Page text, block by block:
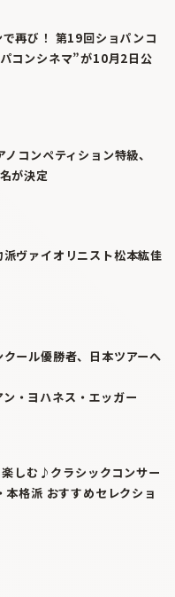
再び！ 第19回ショパンコ
コンシネマ”が10月2日公
コンペティション特級、
が決定
ヴァイオリニスト松本紘佳
ール優勝者、日本ツアーへ
・ヨハネス・エッガー
しむ♪クラシックコンサー
本格派 おすすめセレクショ